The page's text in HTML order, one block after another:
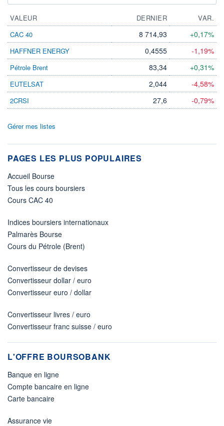
VALEUR DERNIER
VAR.
CAC 40
8 714,93 +0,17%
HAFFNER ENERGY 0,4555 -1,19%
Pétrole Brent 83,34 +0,31%
EUTELSAT 2,044 -4,58%
2CRSI 27,6 -0,79%
Gérer mes listes
PAGES LES PLUS POPULAIRES
Accueil Bourse
Tous les cours boursiers
Cours CAC 40
Indices boursiers internationaux
Palmarès Bourse
Cours du Pétrole (Brent)
Convertisseur de devises
Convertisseur dollar / euro
Convertisseur euro / dollar
Convertisseur livres / euro
Convertisseur franc suisse / euro
L'OFFRE BOURSOBANK
Banque en ligne
Compte bancaire en ligne
Carte bancaire
Assurance vie